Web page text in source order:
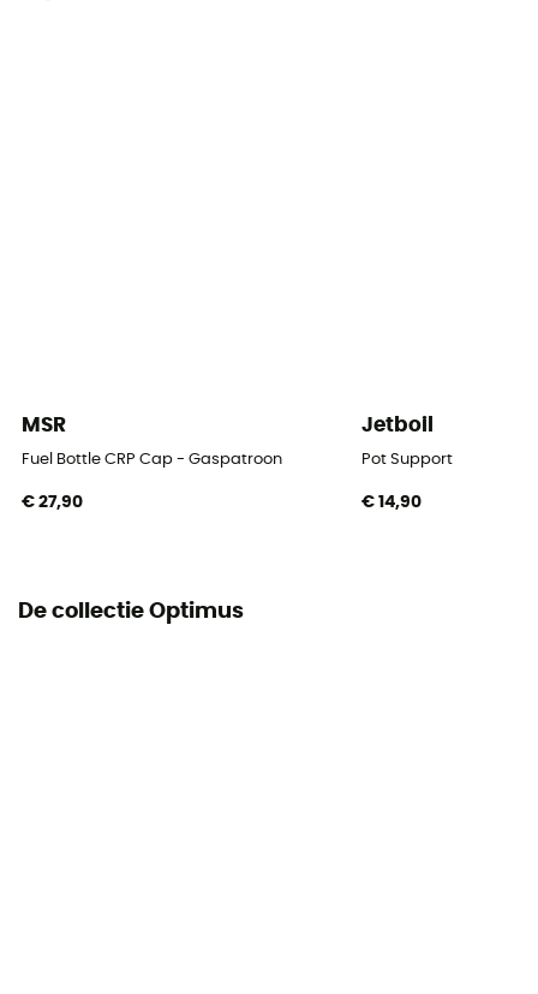
MSR
Fuel Bottle CRP Cap - Gaspatroon
€ 27,90
Jetboil
Pot Support
€ 14,90
De collectie Optimus